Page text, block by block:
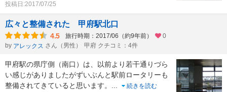
投稿日:2017/07/25
広々と整備された 甲府駅北口
4.5 旅行時期：2017/06（約9年前）
0
by アレックス さん（男性） 甲府 クチコミ：4件
甲府駅の県庁側（南口）は、以前より若干通りづら
い感じがありましたがずいぶんと駅前ロータリーも
整備されてきていると思います。
続きを読む